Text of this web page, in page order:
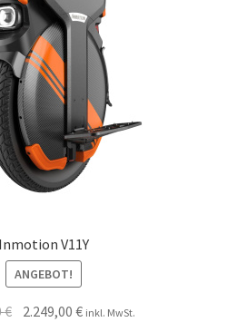
Inmotion V11Y
ANGEBOT!
€ 2.249,00€ inkl. MwSt.